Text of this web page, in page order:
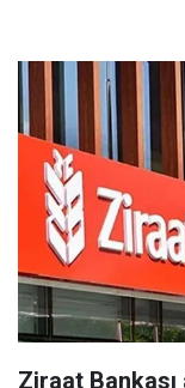
Ziraat Bankası